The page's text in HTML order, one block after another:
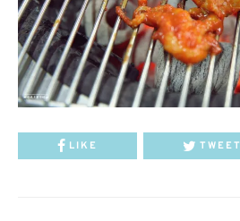
LIKE TWEET